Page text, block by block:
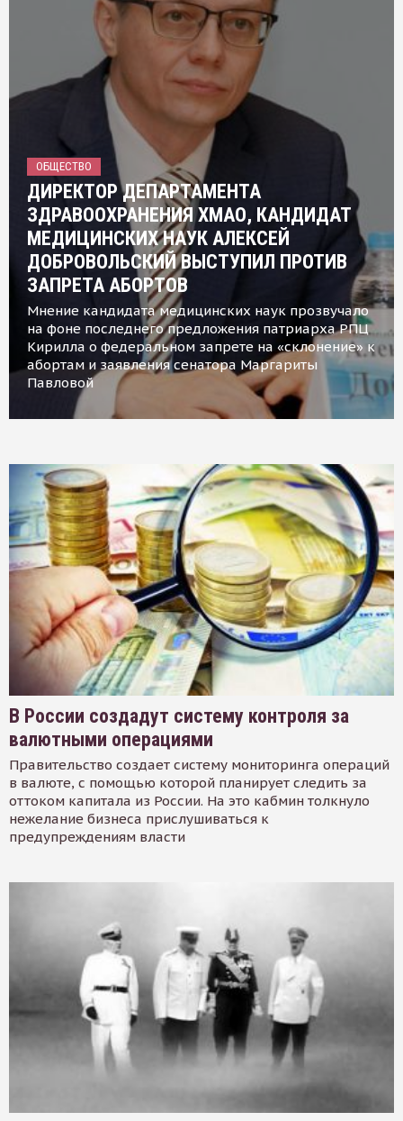
ОБЩЕСТВО
ДИРЕКТОР ДЕПАРТАМЕНТА
ЗДРАВООХРАНЕНИЯ ХМАО, КАНДИДАТ
МЕДИЦИНСКИХ НАУК АЛЕКСЕЙ
ДОБРОВОЛЬСКИЙ ВЫСТУПИЛ ПРОТИВ
ЗАПРЕТА АБОРТОВ
Мнение кандидата медицинских наук прозвучало
на фоне последнего предложения патриарха РПЦ
Кирилла о федеральном запрете на «склонение» к
абортам и заявления сенатора Маргариты
Павловой
В России создадут систему контроля за
валютными операциями
Правительство создает систему мониторинга операций
в валюте, с помощью которой планирует следить за
оттоком капитала из России. На это кабмин толкнуло
нежелание бизнеса прислушиваться к
предупреждениям власти